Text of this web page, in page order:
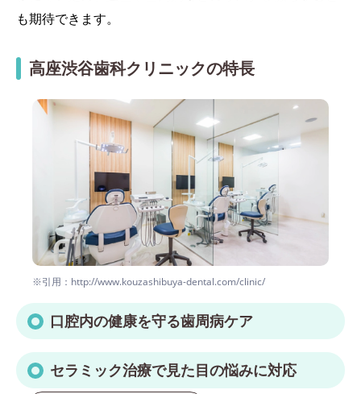
も期待できます。
高座渋谷歯科クリニックの特長
※引用：http://www.kouzashibuya-dental.com/clinic/
口腔内の健康を守る歯周病ケア
セラミック治療で見た目の悩みに対応